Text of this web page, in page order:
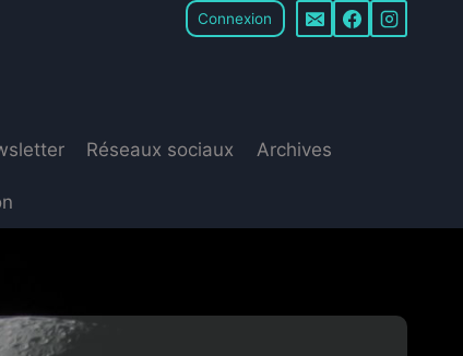
Connexion
Réseaux sociaux Archives